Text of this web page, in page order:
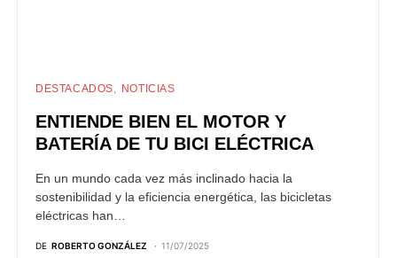
DESTACADOS NOTICIAS
ENTIENDE BIEN EL MOTOR Y
BATERÍA DE TU BICI ELÉCTRICA
En un mundo cada vez más inclinado hacia la
sostenibilidad y la eficiencia energética, las bicicletas
eléctricas han…
DE ROBERTO GONZÁLEZ 11/07/2025